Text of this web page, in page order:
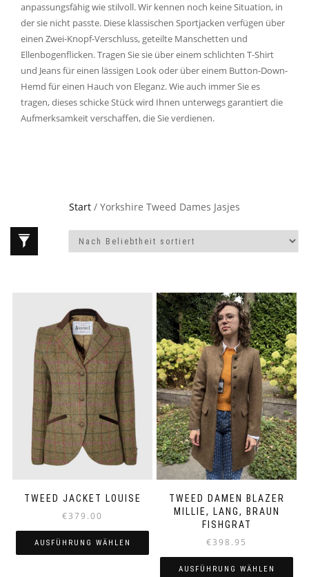
anpassungsfähig wie stilvoll. Wir kennen noch keine Situation, in
der sie nicht passte. Diese klassischen Sportjacken verfügen über
einen Zwei-Knopf-Verschluss, geteilte Manschetten und
Ellenbogenflicken. Tragen Sie sie über einem schlichten T-Shirt
und Jeans für einen lässigen Look oder über einem Button-Down-
Hemd für einen Hauch von Eleganz. Wie auch immer Sie es
tragen, dieses schicke Stück wird Ihnen unterwegs garantiert die
Aufmerksamkeit verschaffen, die Sie verdienen.
Start / Yorkshire Tweed Dames Jasjes
TWEED JACKET LOUISE
€379.00
AUSFÜHRUNG WÄHLEN
TWEED DAMEN BLAZER
MILLIE, LANG, BRAUN
FISHGRAT
€398.95
AUSFÜHRUNG WÄHLEN